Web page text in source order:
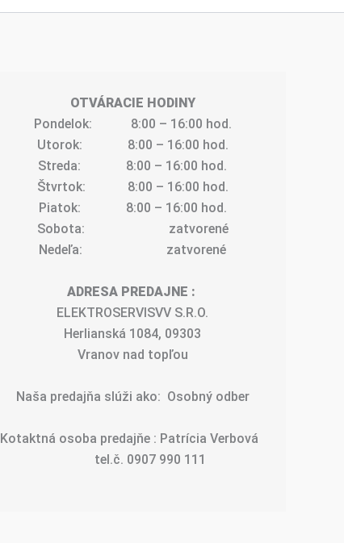
OTVÁRACIE HODINY
Pondelok:            8:00 – 16:00 hod.
Utorok:              8:00 – 16:00 hod.
Streda:              8:00 – 16:00 hod.
Štvrtok:             8:00 – 16:00 hod.
Piatok:              8:00 – 16:00 hod.
Sobota:                          zatvorené
Nedeľa:                          zatvorené
ADRESA PREDAJNE :
ELEKTROSERVISVV S.R.O.
Herlianská 1084, 09303
Vranov nad topľou
Naša predajňa slúži ako:  Osobný odber
Kotaktná osoba predajňe : Patrícia Verbová
           tel.č. 0907 990 111